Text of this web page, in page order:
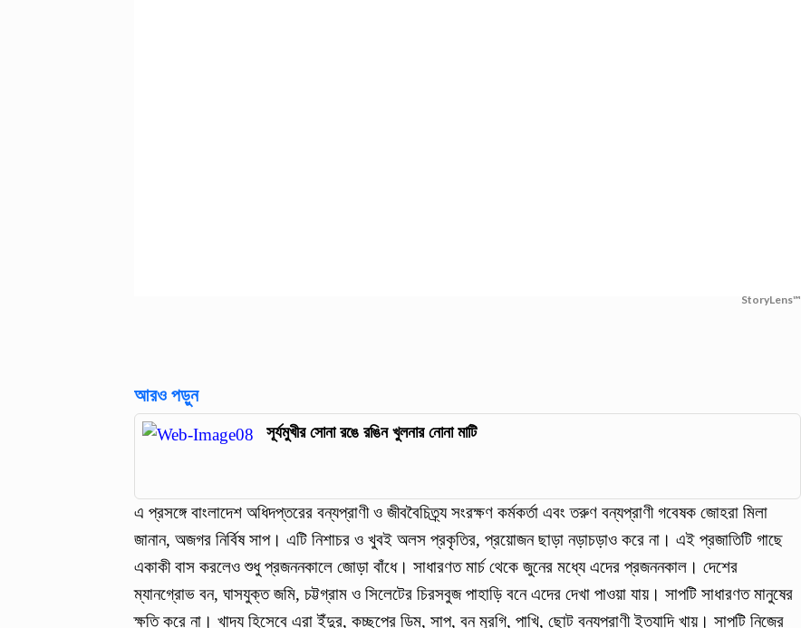
StoryLens™
আরও পড়ুন
সূর্যমুখীর সোনা রঙে রঙিন খুলনার নোনা মাটি
এ প্রসঙ্গে বাংলাদেশ অধিদপ্তরের বন্যপ্রাণী ও জীববৈচিত্র্য সংরক্ষণ কর্মকর্তা এবং তরুণ বন্যপ্রাণী গবেষক জোহরা মিলা
জানান, অজগর নির্বিষ সাপ। এটি নিশাচর ও খুবই অলস প্রকৃতির, প্রয়োজন ছাড়া নড়াচড়াও করে না। এই প্রজাতিটি গাছে
একাকী বাস করলেও শুধু প্রজননকালে জোড়া বাঁধে। সাধারণত মার্চ থেকে জুনের মধ্যে এদের প্রজননকাল। দেশের
ম্যানগ্রোভ বন, ঘাসযুক্ত জমি, চট্টগ্রাম ও সিলেটের চিরসবুজ পাহাড়ি বনে এদের দেখা পাওয়া যায়। সাপটি সাধারণত মানুষের
ক্ষতি করে না। খাদ্য হিসেবে এরা ইঁদুর, কচ্ছপের ডিম, সাপ, বন মুরগি, পাখি, ছোট বন্যপ্রাণী ইত্যাদি খায়। সাপটি নিজের